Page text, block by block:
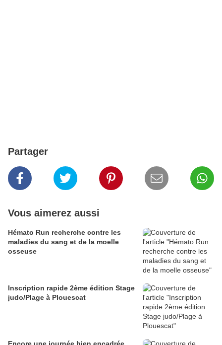
Partager
Vous aimerez aussi
Hémato Run recherche contre les
maladies du sang et de la moelle
osseuse
Inscription rapide 2ème édition Stage
judo/Plage à Plouescat